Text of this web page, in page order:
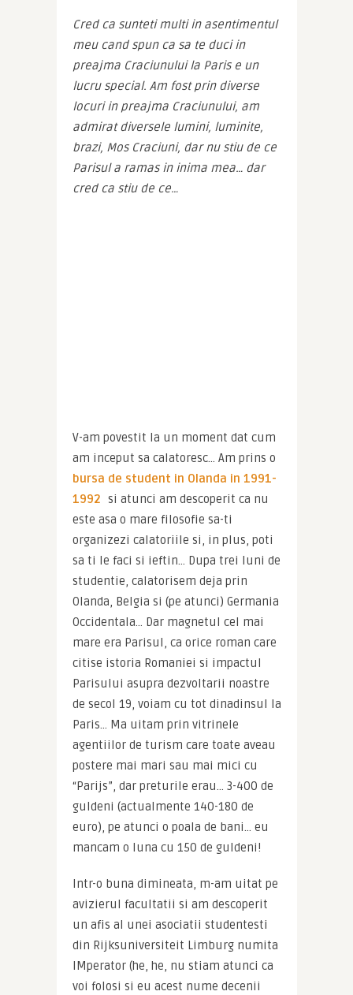
Cred ca sunteti multi in asentimentul
meu cand spun ca sa te duci in
preajma Craciunului la Paris e un
lucru special. Am fost prin diverse
locuri in preajma Craciunului, am
admirat diversele lumini, luminite,
brazi, Mos Craciuni, dar nu stiu de ce
Parisul a ramas in inima mea… dar
cred ca stiu de ce…
V-am povestit la un moment dat cum
am inceput sa calatoresc… Am prins o
bursa de student in Olanda in 1991-
1992 si atunci am descoperit ca nu
este asa o mare filosofie sa-ti
organizezi calatoriile si, in plus, poti
sa ti le faci si ieftin… Dupa trei luni de
studentie, calatorisem deja prin
Olanda, Belgia si (pe atunci) Germania
Occidentala… Dar magnetul cel mai
mare era Parisul, ca orice roman care
citise istoria Romaniei si impactul
Parisului asupra dezvoltarii noastre
de secol 19, voiam cu tot dinadinsul la
Paris… Ma uitam prin vitrinele
agentiilor de turism care toate aveau
postere mai mari sau mai mici cu
“Parijs”, dar preturile erau… 3-400 de
guldeni (actualmente 140-180 de
euro), pe atunci o poala de bani… eu
mancam o luna cu 150 de guldeni!
Intr-o buna dimineata, m-am uitat pe
avizierul facultatii si am descoperit
un afis al unei asociatii studentesti
din Rijksuniversiteit Limburg numita
IMperator (he, he, nu stiam atunci ca
voi folosi si eu acest nume decenii